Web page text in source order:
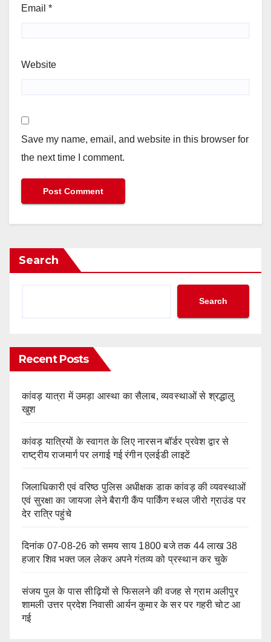
Email *
Website
Save my name, email, and website in this browser for
the next time I comment.
Search
Search
Recent Posts
कांवड़ यात्रा में उमड़ा आस्था का सैलाब, व्यवस्थाओं से श्रद्धालु
खुश
कांवड़ यात्रियों के स्वागत के लिए नारसन बॉर्डर प्रवेश द्वार से
राष्ट्रीय राजमार्ग पर लगाई गई रंगीन एलईडी लाइटें
जिलाधिकारी एवं वरिष्ठ पुलिस अधीक्षक डाक कांवड़ की व्यवस्थाओं
एवं सुरक्षा का जायजा लेने बैरागी कैंप पार्किंग स्थल जीरो ग्राउंड पर
देर रात्रि पहुंचे
दिनांक 07-08-26 को समय साय 1800 बजे तक 44 लाख 38
हजार शिव भक्त जल लेकर अपने गंतव्य को प्रस्थान कर चुके
संजय पुल के पास सीढ़ियों से फिसलने की वजह से ग्राम अलीपुर
शामली उत्तर प्रदेश निवासी आर्यन कुमार के सर पर गहरी चोट आ
गई